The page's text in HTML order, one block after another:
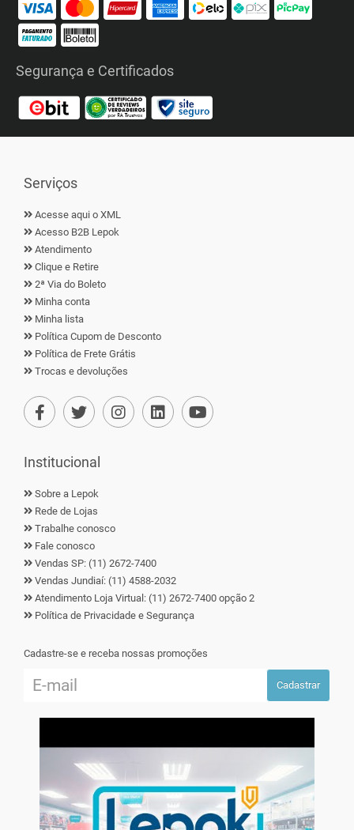
Segurança e Certificados
Serviços
Acesse aqui o XML
Acesso B2B Lepok
Atendimento
Clique e Retire
2ª Via do Boleto
Minha conta
Minha lista
Política Cupom de Desconto
Política de Frete Grátis
Trocas e devoluções
Institucional
Sobre a Lepok
Rede de Lojas
Trabalhe conosco
Fale conosco
Vendas SP: (11) 2672-7400
Vendas Jundiaí: (11) 4588-2032
Atendimento Loja Virtual: (11) 2672-7400 opção 2
Política de Privacidade e Segurança
Cadastre-se e receba nossas promoções
Cadastrar